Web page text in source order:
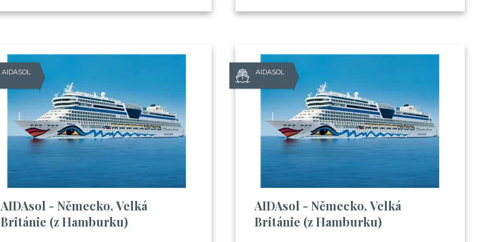
AIDASOL
AIDAsol - Německo, Velká
Británie (z Hamburku)
AIDASOL
AIDAsol - Německo, Velká
Británie (z Hamburku)
Už odcházíte?
Zanechte nám svůj email.
Zůstaneme v kontaktu a získáte:
Balíček videí, kde Vás seznámíme s cestováním na výletní lodi
(nalodění, jak je to s jídlem, pitím, zábavou apod.)